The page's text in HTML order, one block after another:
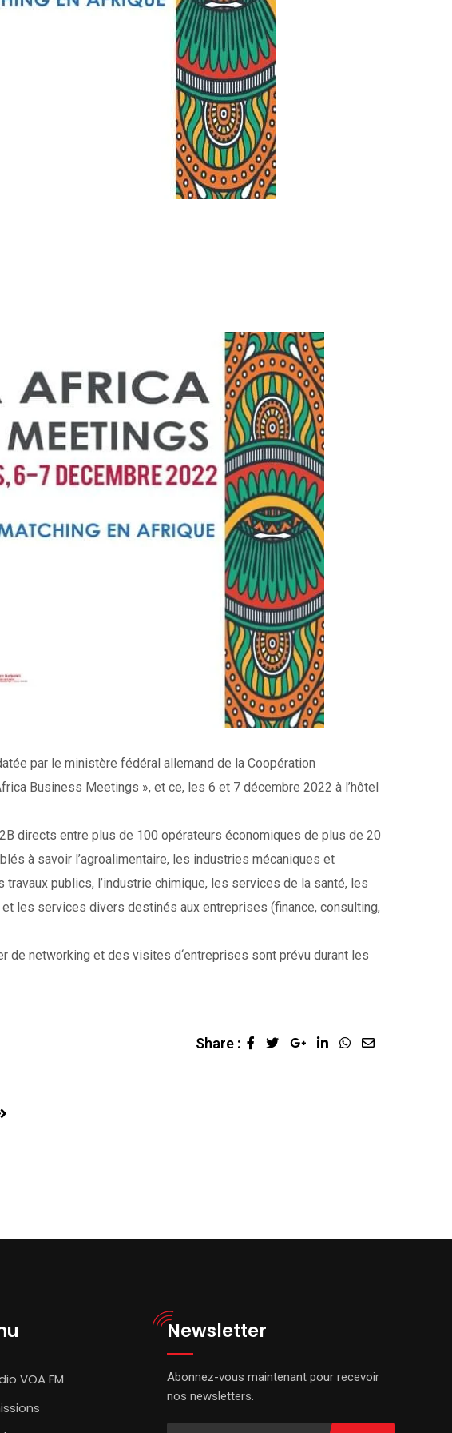
par le ministère fédéral allemand de la Coopération
Business Meetings », et ce, les 6 et 7 décembre 2022 à l’hôtel
directs entre plus de 100 opérateurs économiques de plus de 20
à savoir l’agroalimentaire, les industries mécaniques et
publics, l’industrie chimique, les services de la santé, les
les services divers destinés aux entreprises (finance, consulting,
de networking et des visites d‘entreprises sont prévu durant les
Share : Google+LinkedInWhatsapp
Share
VOA FM
Newsletter
Abonnez-vous maintenant pour recevoir
nos newsletters.